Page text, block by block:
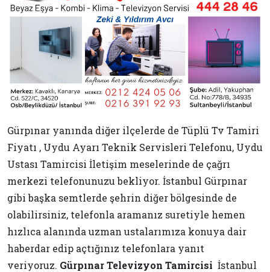
Gürpınar yanında diğer ilçelerde de Tüplü Tv Tamiri
Fiyatı , Uydu Ayarı Teknik Servisleri Telefonu, Uydu
Ustası Tamircisi İletişim meselerinde de çağrı
merkezi telefonunuzu bekliyor. İstanbul Gürpınar
gibi başka semtlerde şehrin diğer bölgesinde de
olabilirsiniz, telefonla aramanız suretiyle hemen
hızlıca alanında uzman ustalarımıza konuya dair
haberdar edip açtığınız telefonlara yanıt
veriyoruz. Gürpınar Televizyon Tamircisi İstanbul